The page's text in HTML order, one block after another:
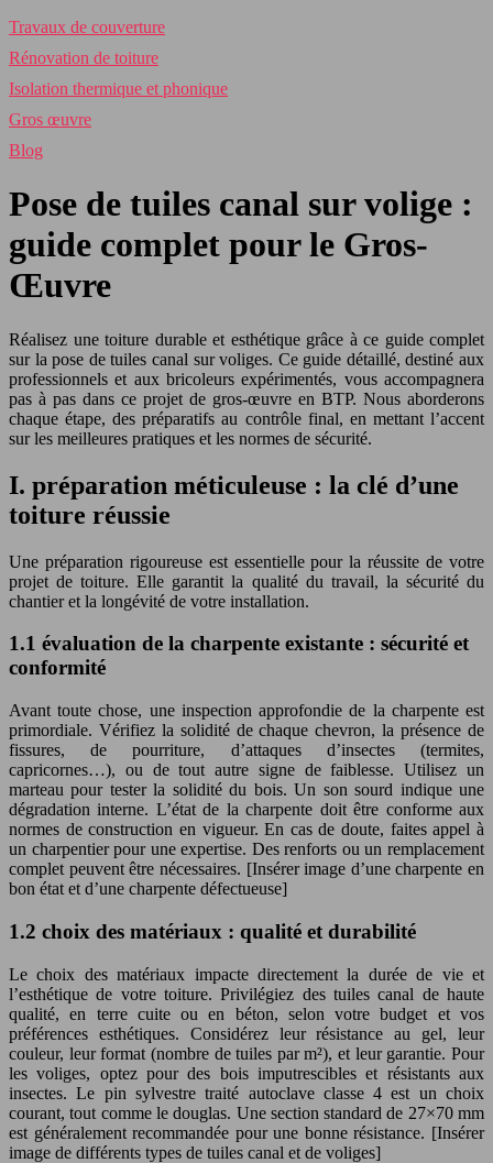
Travaux de couverture
Rénovation de toiture
Isolation thermique et phonique
Gros œuvre
Blog
Pose de tuiles canal sur volige :
guide complet pour le Gros-
Œuvre
Réalisez une toiture durable et esthétique grâce à ce guide complet
sur la pose de tuiles canal sur voliges. Ce guide détaillé, destiné aux
professionnels et aux bricoleurs expérimentés, vous accompagnera
pas à pas dans ce projet de gros-œuvre en BTP. Nous aborderons
chaque étape, des préparatifs au contrôle final, en mettant l’accent
sur les meilleures pratiques et les normes de sécurité.
I. préparation méticuleuse : la clé d’une
toiture réussie
Une préparation rigoureuse est essentielle pour la réussite de votre
projet de toiture. Elle garantit la qualité du travail, la sécurité du
chantier et la longévité de votre installation.
1.1 évaluation de la charpente existante : sécurité et
conformité
Avant toute chose, une inspection approfondie de la charpente est
primordiale. Vérifiez la solidité de chaque chevron, la présence de
fissures, de pourriture, d’attaques d’insectes (termites,
capricornes…), ou de tout autre signe de faiblesse. Utilisez un
marteau pour tester la solidité du bois. Un son sourd indique une
dégradation interne. L’état de la charpente doit être conforme aux
normes de construction en vigueur. En cas de doute, faites appel à
un charpentier pour une expertise. Des renforts ou un remplacement
complet peuvent être nécessaires. [Insérer image d’une charpente en
bon état et d’une charpente défectueuse]
1.2 choix des matériaux : qualité et durabilité
Le choix des matériaux impacte directement la durée de vie et
l’esthétique de votre toiture. Privilégiez des tuiles canal de haute
qualité, en terre cuite ou en béton, selon votre budget et vos
préférences esthétiques. Considérez leur résistance au gel, leur
couleur, leur format (nombre de tuiles par m²), et leur garantie. Pour
les voliges, optez pour des bois imputrescibles et résistants aux
insectes. Le pin sylvestre traité autoclave classe 4 est un choix
courant, tout comme le douglas. Une section standard de 27×70 mm
est généralement recommandée pour une bonne résistance. [Insérer
image de différents types de tuiles canal et de voliges]